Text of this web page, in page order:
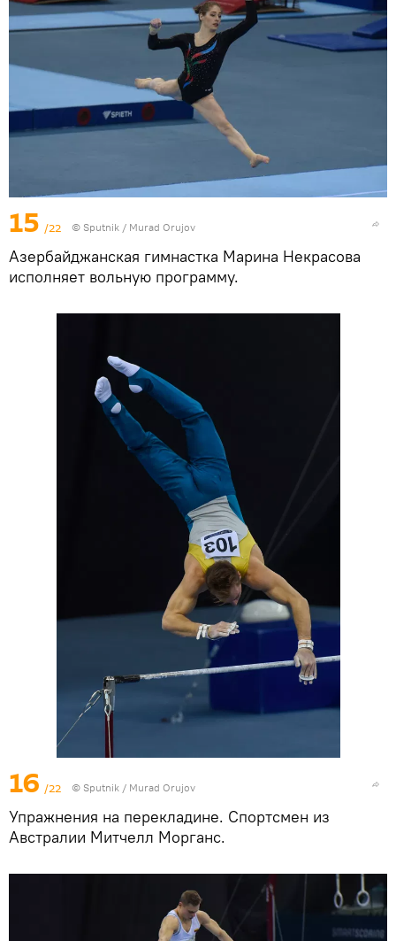
15 /22 © Sputnik / Murad Orujov
Азербайджанская гимнастка Марина Некрасова
исполняет вольную программу.
16 /22 © Sputnik / Murad Orujov
Упражнения на перекладине. Спортсмен из
Австралии Митчелл Морганс.